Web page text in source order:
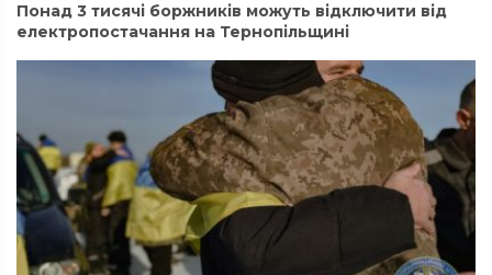
Понад 3 тисячі боржників можуть відключити від
електропостачання на Тернопільщині